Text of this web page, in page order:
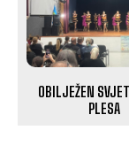
OBILJEŽEN
PLESA